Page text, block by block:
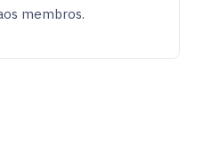
membros.